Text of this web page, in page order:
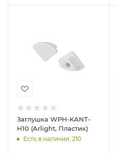
Заглушка WPH-KANT-
H10 (Arlight, Пластик)
Есть в наличии: 210